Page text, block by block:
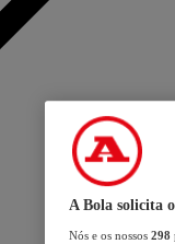
A Bola solicita
Nós e os nossos 298